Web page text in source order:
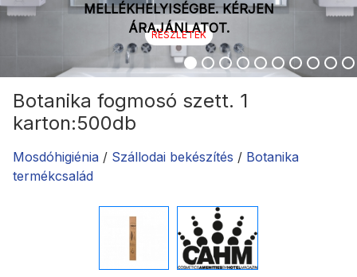
MELLÉKHELYISÉGBE. KÉRJEN
ÁRAJÁNLATOT.
RÉSZLETEK
Botanika fogmosó szett. 1
karton:500db
Mosdóhigiénia / Szállodai bekészítés / Botanika
termékcsalád